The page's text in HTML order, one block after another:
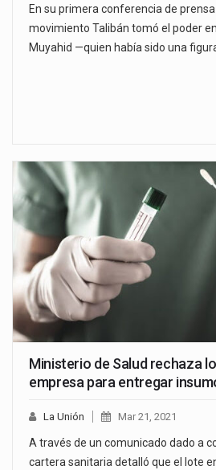
En su primera conferencia de prensa
movimiento Talibán tomó el poder
Muyahid —quien había sido una
Ministerio de Salud rechaza
empresa para entregar
La Unión Mar 21, 2021
A través de un comunicado dado a
cartera sanitaria detalló que el lote